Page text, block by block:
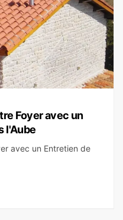
Foyer avec un
l'Aube
avec un Entretien de